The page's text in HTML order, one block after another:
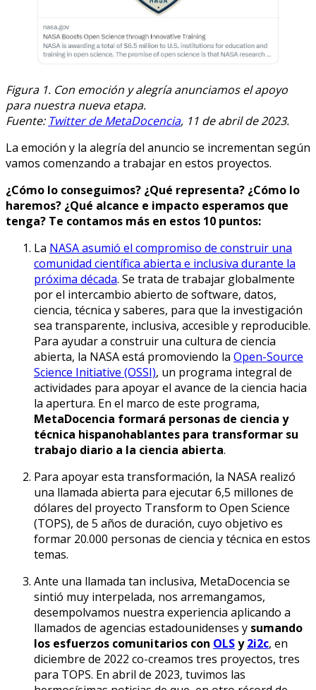
Figura 1. Con emoción y alegría anunciamos el apoyo
para nuestra nueva etapa.
Fuente: Twitter de MetaDocencia, 11 de abril de 2023.
La emoción y la alegría del anuncio se incrementan según
vamos comenzando a trabajar en estos proyectos.
¿Cómo lo conseguimos? ¿Qué representa? ¿Cómo lo
haremos? ¿Qué alcance e impacto esperamos que
tenga? Te contamos más en estos 10 puntos:
La NASA asumió el compromiso de construir una
comunidad científica abierta e inclusiva durante la
próxima década. Se trata de trabajar globalmente
por el intercambio abierto de software, datos,
ciencia, técnica y saberes, para que la investigación
sea transparente, inclusiva, accesible y reproducible.
Para ayudar a construir una cultura de ciencia
abierta, la NASA está promoviendo la Open-Source
Science Initiative (OSSI), un programa integral de
actividades para apoyar el avance de la ciencia hacia
la apertura. En el marco de este programa,
MetaDocencia formará personas de ciencia y
técnica hispanohablantes para transformar su
trabajo diario a la ciencia abierta.
Para apoyar esta transformación, la NASA realizó
una llamada abierta para ejecutar 6,5 millones de
dólares del proyecto Transform to Open Science
(TOPS), de 5 años de duración, cuyo objetivo es
formar 20.000 personas de ciencia y técnica en estos
temas.
Ante una llamada tan inclusiva, MetaDocencia se
sintió muy interpelada, nos arremangamos,
desempolvamos nuestra experiencia aplicando a
llamados de agencias estadounidenses y sumando
los esfuerzos comunitarios con OLSy2i2c, en
diciembre de 2022 co-creamos tres proyectos, tres
para TOPS. En abril de 2023, tuvimos las